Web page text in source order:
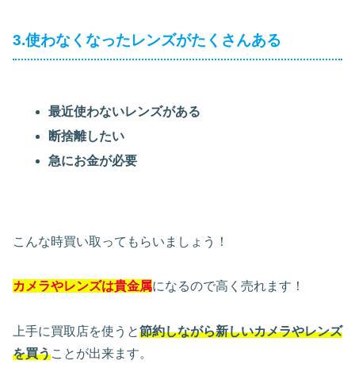
3.使わなくなったレンズがたくさんある
最近使わないレンズがある
断捨離したい
急にお金が必要
こんな時買い取ってもらいましょう！
カメラやレンズは貴金属になるので高く売れます！
上手に買取店を使うと節約しながら新しいカメラやレンズ
を買うことが出来ます。